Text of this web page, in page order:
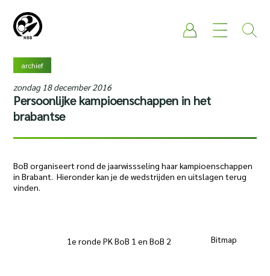
archief
zondag 18 december 2016
Persoonlijke kampioenschappen in het
brabantse
BoB organiseert rond de jaarwissseling haar kampioenschappen
in Brabant. Hieronder kan je de wedstrijden en uitslagen terug
vinden.
1e ronde PK BoB 1 en BoB 2